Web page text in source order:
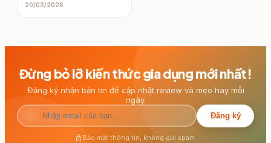
sẽ hiểu ngay
20/03/2026
Đừng bỏ lỡ kiến thức gia dụng mới nhất!
Đăng ký nhận bản tin để cập nhật review và mẹo hay mỗi
ngày.
Đăng ký
lock Bảo mật thông tin, không gửi spam.